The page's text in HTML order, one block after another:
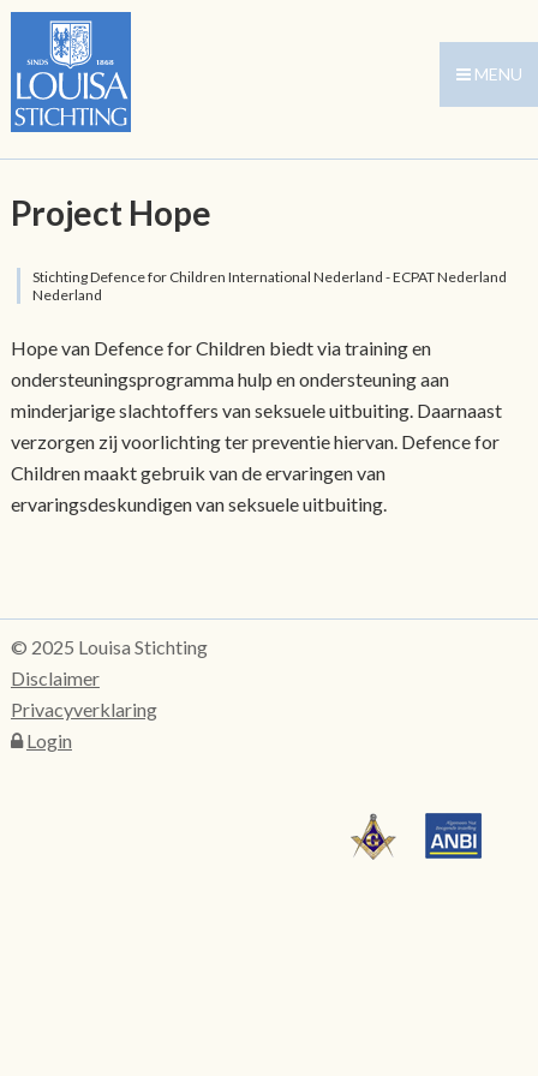
MENU
Project Hope
Stichting Defence for Children International Nederland - ECPAT Nederland
Nederland
Hope van Defence for Children biedt via training en
ondersteuningsprogramma hulp en ondersteuning aan
minderjarige slachtoffers van seksuele uitbuiting. Daarnaast
verzorgen zij voorlichting ter preventie hiervan. Defence for
Children maakt gebruik van de ervaringen van
ervaringsdeskundigen van seksuele uitbuiting.
© 2025 Louisa Stichting
Disclaimer
Privacyverklaring
Login